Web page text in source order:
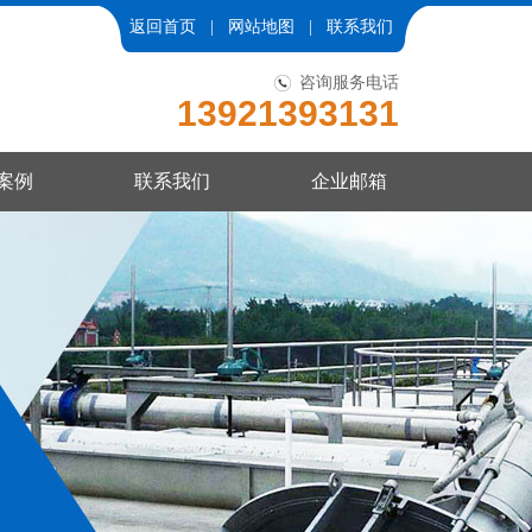
返回首页 网站地图 联系我们
咨询服务电话
13921393131
例 联系我们 企业邮箱